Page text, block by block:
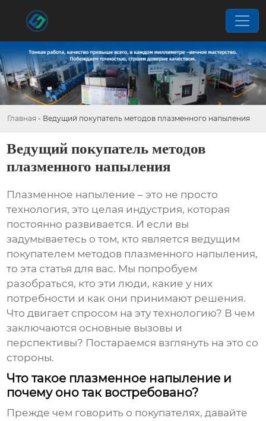
Главная - Ведущий покупатель методов плазменного напыления
Ведущий покупатель методов
плазменного напыления
Плазменное напыление – это не просто
технология, это целая индустрия, которая
постоянно развивается. И если вы
задумываетесь о том, кто является ведущим
покупателем методов плазменного напыления,
то эта статья для вас. Мы попробуем
разобраться, кто эти люди, какие у них
потребности и как они принимают решения.
Что двигает спросом на эту технологию? В чем
заключаются основные вызовы и
перспективы? Постараемся взглянуть на это со
стороны.
Что такое плазменное напыление и
почему оно так востребовано?
Прежде чем говорить о покупателях, давайте